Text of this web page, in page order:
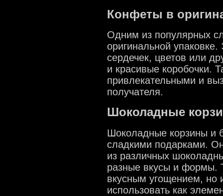
Конфеты в
Одним из популярных
оригинальной
сердечек, цветов или
и красивые коробочки.
привлекательными и
получателя.
Шоколадные
Шоколадные корзины и
сладкими подарками.
из различных
разные вкусы и формы.
вкусным угощением, но
использовать как